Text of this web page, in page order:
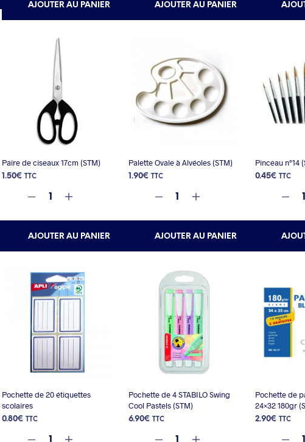
AJOUTER AU PANIER AJOUTER AU PANIER
Paire de ciseaux 17cm (STM)
1.50€ TTC
AJOUTER AU PANIER
Palette Ovale à Alvéoles (STM)
1.90€ TTC
AJOUTER AU PANIER
Pinceau n°14
0.45€ TTC
Pochette de 20 étiquettes
scolaires
0.80€ TTC
Pochette de 4 STABILO Swing
Cool Pastels (STM)
6.90€ TTC
Pochette de
24×32 180gr
2.90€ TTC